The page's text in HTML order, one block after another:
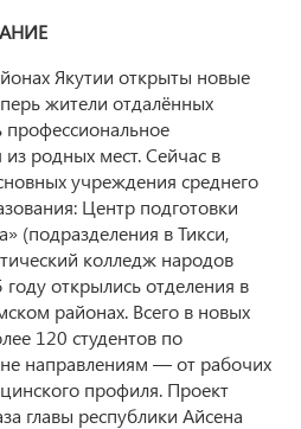
Якутии открыты новые
жители отдалённых
профессиональное
родных мест. Сейчас в
учреждения среднего
Центр подготовки
(подразделения в Тикси,
колледж народов
открылись отделения в
районах. Всего в новых
120 студентов по
направлениям — от рабочих
профиля. Проект
главы республики Айсена